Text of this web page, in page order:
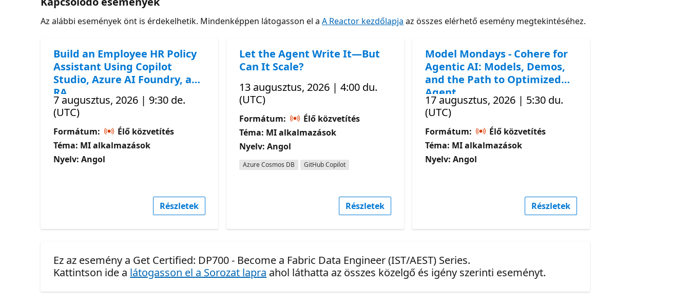
Az alábbi események önt is érdekelhetik. Mindenképpen látogasson el aA Reactor kezdőlapja az összes elérhető esemény megtekintéséhez.
Build an Employee HR Policy
Assistant Using Copilot
Studio, Azure AI Foundry, and
RA
7 augusztus, 2026 | 9:30 de.
(UTC)
Formátum:
Élő közvetítés
Téma: MI alkalmazások
Nyelv: Angol
Részletek
Let the Agent Write It—But
Can It Scale?
13 augusztus, 2026 | 4:00 du.
(UTC)
Formátum:
Élő közvetítés
Téma: MI alkalmazások
Nyelv: Angol
Azure Cosmos DB GitHub Copilot
Részletek
Model Mondays - Cohere for
Agentic AI: Models, Demos,
and the Path to Optimized
Agent
17 augusztus, 2026 | 5:30 du.
(UTC)
Formátum:
Élő közvetítés
Téma: MI alkalmazások
Nyelv: Angol
Részletek
Ez az esemény a Get Certified: DP700 - Become a Fabric Data Engineer (IST/AEST) Series.
Kattintson ide a látogasson el a Sorozat lapra ahol láthatta az összes közelgő és igény szerinti eseményt.